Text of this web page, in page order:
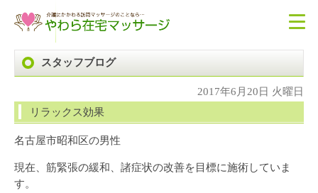
スタッフブログ
2017年6月20日 火曜日
リラックス効果
名古屋市昭和区の男性
現在、筋緊張の緩和、諸症状の改善を目標に施術していま
す。